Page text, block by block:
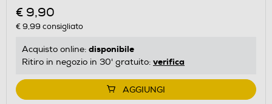
€ 9,90
€ 9,99 consigliato
Acquisto online: disponibile
Ritiro in negozio in 30' gratuito: verifica
AGGIUNGI